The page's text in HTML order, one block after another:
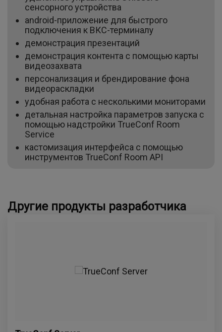
сенсорного устройства
android-приложение для быстрого
подключения к ВКС-терминалу
демонстрация презентаций
демонстрация контента с помощью карты
видеозахвата
персонализация и брендирование фона
видеораскладки
удобная работа с несколькими мониторами
детальная настройка параметров запуска с
помощью надстройки TrueConf Room
Service
кастомизация интерфейса с помощью
инструментов TrueConf Room API
Другие продукты разработчика